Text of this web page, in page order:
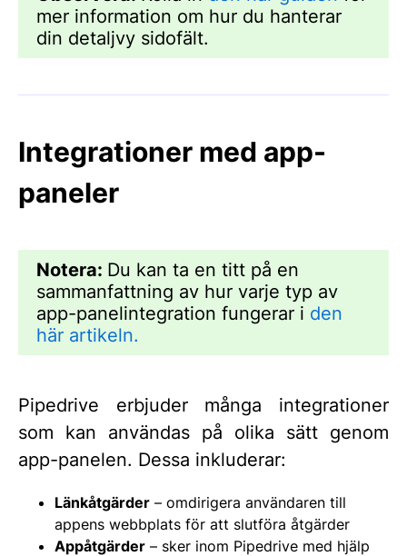
mer information om hur du hanterar
din detaljvy sidofält.
Integrationer med app-
paneler
Notera: Du kan ta en titt på en
sammanfattning av hur varje typ av
app-panelintegration fungerar i den
här artikeln.
Pipedrive erbjuder många integrationer
som kan användas på olika sätt genom
app-panelen. Dessa inkluderar:
Länkåtgärder – omdirigera användaren till
appens webbplats för att slutföra åtgärder
Appåtgärder – sker inom Pipedrive med hjälp